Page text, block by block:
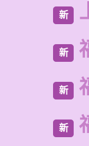
新
新
新
新